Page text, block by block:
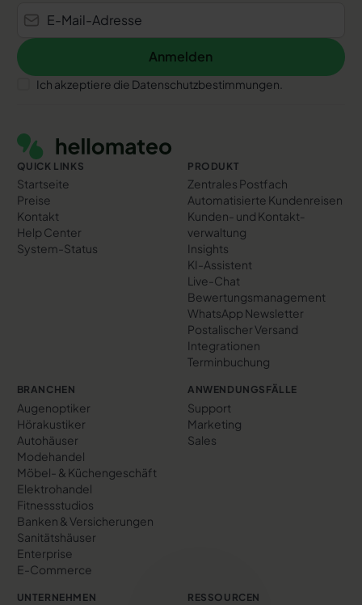
Anmelden
Anmelden
Ich akzeptiere die Datenschutzbestimmungen.
QUICK LINKS
Startseite
Preise
Kontakt
Help Center
System-Status
PRODUKT
Zentrales Postfach
Automatisierte Kundenreisen
Kunden- und Kontakt­
verwaltung
Insights
KI-Assistent
Live-Chat
Bewertungs­management
WhatsApp Newsletter
Postalischer Versand
Integrationen
Terminbuchung
BRANCHEN
Augenoptiker
Hörakustiker
Autohäuser
Modehandel
Möbel- & Küchengeschäft
Elektrohandel
Fitnessstudios
Banken & Versicherungen
Sanitätshäuser
Enterprise
E-Commerce
ANWENDUNGSFÄLLE
Support
Marketing
Sales
UNTERNEHMEN RESSOURCEN